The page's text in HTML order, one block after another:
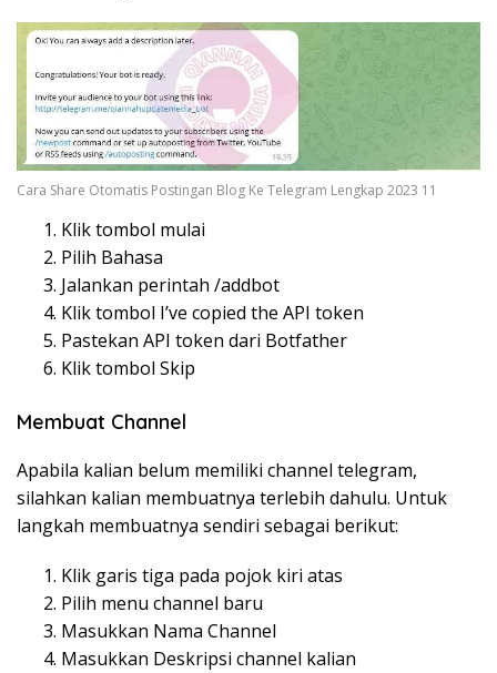
Cara Share Otomatis Postingan Blog Ke Telegram Lengkap 2023 11
Klik tombol mulai
Pilih Bahasa
Jalankan perintah /addbot
Klik tombol I’ve copied the API token
Pastekan API token dari Botfather
Klik tombol Skip
Membuat Channel
Apabila kalian belum memiliki channel telegram,
silahkan kalian membuatnya terlebih dahulu. Untuk
langkah membuatnya sendiri sebagai berikut:
Klik garis tiga pada pojok kiri atas
Pilih menu channel baru
Masukkan Nama Channel
Masukkan Deskripsi channel kalian